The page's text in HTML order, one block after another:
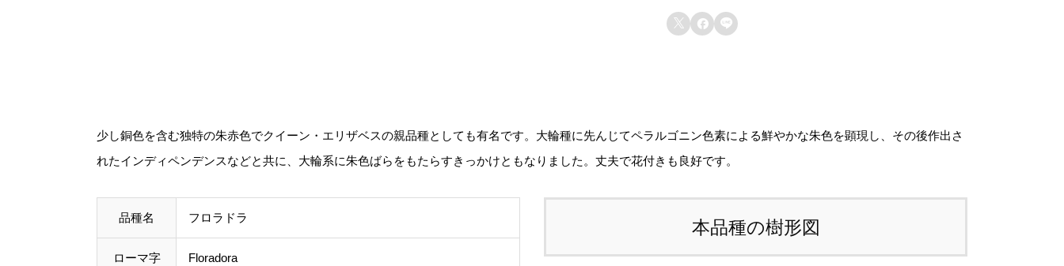
生育状況が各苗、また季節ごとに異なるため、
態、生育状況、本数などによって大きく変動す
るため、
ご注文後にお送りする「ご注文確定メール」に
て、送料を含めて調整した金額をお知らせいた
  
少し銅色を含む独特の朱赤色でクイーン・エリザベスの親品種としても有名です。大輪種に先んじてペラルゴニン色素による鮮やかな朱色を顕現し、その後作出さ
れたインディペンデンスなどと共に、大輪系に朱色ばらをもたらすきっかけともなりました。丈夫で花付きも良好です。
品種名 フロラドラ
ローマ字 Floradora
本品種の樹形図